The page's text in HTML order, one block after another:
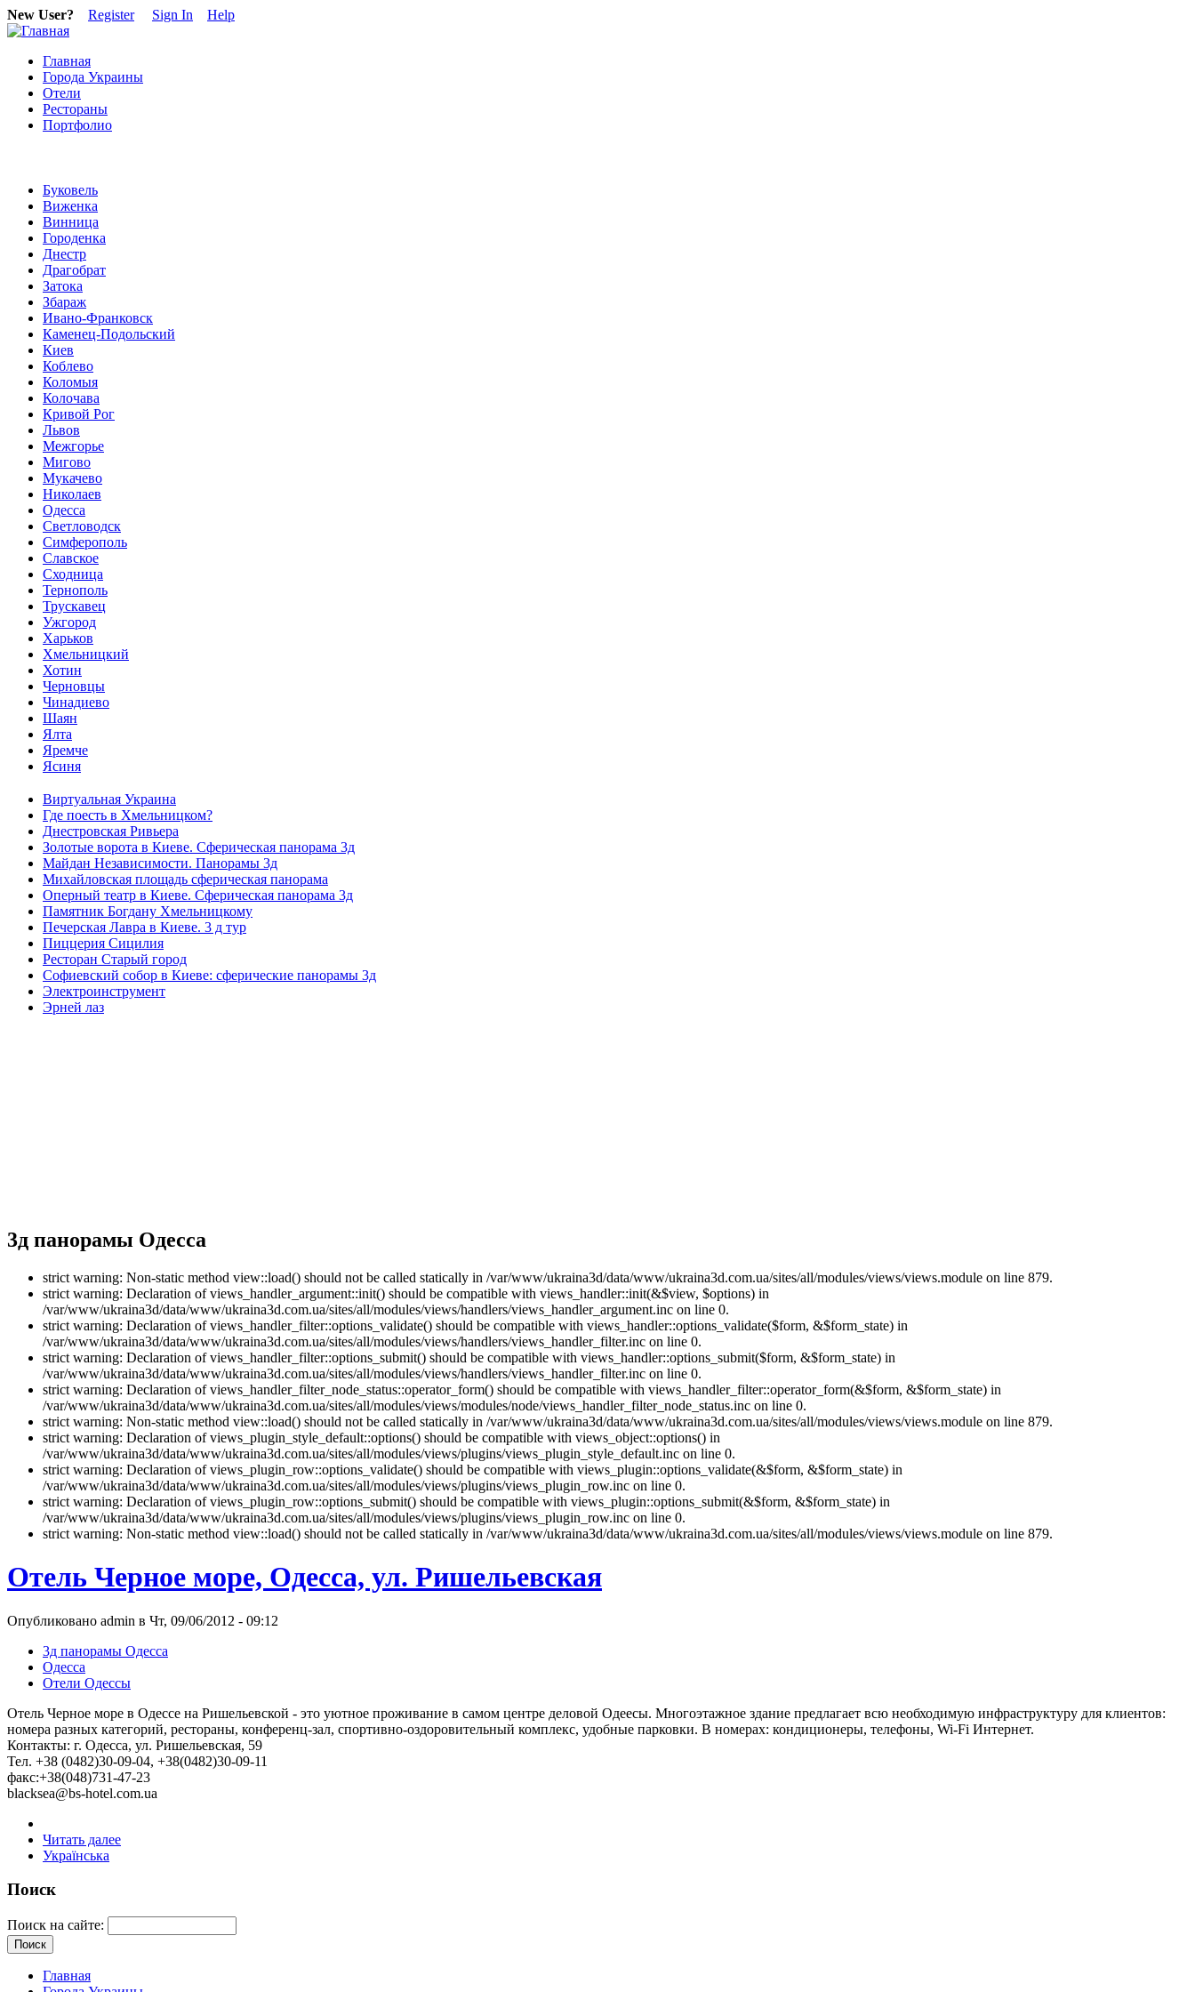
New User? Register Sign In Help
Главная
Города Украины
Отели
Рестораны
Портфолио
Буковель
Виженка
Винница
Городенка
Днестр
Драгобрат
Затока
Збараж
Ивано-Франковск
Каменец-Подольский
Киев
Коблево
Коломыя
Колочава
Кривой Рог
Львов
Межгорье
Мигово
Мукачево
Николаев
Одесса
Светловодск
Симферополь
Славское
Сходница
Тернополь
Трускавец
Ужгород
Харьков
Хмельницкий
Хотин
Черновцы
Чинадиево
Шаян
Ялта
Яремче
Ясиня
Виртуальная Украина
Где поесть в Хмельницком?
Днестровская Ривьера
Золотые ворота в Киеве. Сферическая панорама 3д
Майдан Независимости. Панорамы 3д
Михайловская площадь сферическая панорама
Оперный театр в Киеве. Сферическая панорама 3д
Памятник Богдану Хмельницкому
Печерская Лавра в Киеве. 3 д тур
Пиццерия Сицилия
Ресторан Старый город
Софиевский собор в Киеве: сферические панорамы 3д
Электроинструмент
Эрней лаз
3д панорамы Одесса
strict warning: Non-static method view::load() should not be called statically in /var/www/ukraina3d/data/www/ukraina3d.com.ua/sites/all/modules/views/views.module on line 879.
strict warning: Declaration of views_handler_argument::init() should be compatible with views_handler::init(&$view, $options) in
/var/www/ukraina3d/data/www/ukraina3d.com.ua/sites/all/modules/views/handlers/views_handler_argument.inc on line 0.
strict warning: Declaration of views_handler_filter::options_validate() should be compatible with views_handler::options_validate($form, &$form_state) in
/var/www/ukraina3d/data/www/ukraina3d.com.ua/sites/all/modules/views/handlers/views_handler_filter.inc on line 0.
strict warning: Declaration of views_handler_filter::options_submit() should be compatible with views_handler::options_submit($form, &$form_state) in
/var/www/ukraina3d/data/www/ukraina3d.com.ua/sites/all/modules/views/handlers/views_handler_filter.inc on line 0.
strict warning: Declaration of views_handler_filter_node_status::operator_form() should be compatible with views_handler_filter::operator_form(&$form, &$form_state) in
/var/www/ukraina3d/data/www/ukraina3d.com.ua/sites/all/modules/views/modules/node/views_handler_filter_node_status.inc on line 0.
strict warning: Non-static method view::load() should not be called statically in /var/www/ukraina3d/data/www/ukraina3d.com.ua/sites/all/modules/views/views.module on line 879.
strict warning: Declaration of views_plugin_style_default::options() should be compatible with views_object::options() in
/var/www/ukraina3d/data/www/ukraina3d.com.ua/sites/all/modules/views/plugins/views_plugin_style_default.inc on line 0.
strict warning: Declaration of views_plugin_row::options_validate() should be compatible with views_plugin::options_validate(&$form, &$form_state) in
/var/www/ukraina3d/data/www/ukraina3d.com.ua/sites/all/modules/views/plugins/views_plugin_row.inc on line 0.
strict warning: Declaration of views_plugin_row::options_submit() should be compatible with views_plugin::options_submit(&$form, &$form_state) in
/var/www/ukraina3d/data/www/ukraina3d.com.ua/sites/all/modules/views/plugins/views_plugin_row.inc on line 0.
strict warning: Non-static method view::load() should not be called statically in /var/www/ukraina3d/data/www/ukraina3d.com.ua/sites/all/modules/views/views.module on line 879.
Отель Черное море, Одесса, ул. Ришельевская
Опубликовано admin в Чт, 09/06/2012 - 09:12
3д панорамы Одесса
Одесса
Отели Одессы
Отель Черное море в Одессе на Ришельевской - это уютное проживание в самом центре деловой Одеесы. Многоэтажное здание предлагает всю необходимую инфраструктуру для клиентов:
номера разных категорий, рестораны, конференц-зал, спортивно-оздоровительный комплекс, удобные парковки. В номерах: кондиционеры, телефоны, Wi-Fi Интернет.
Контакты: г. Одесса, ул. Ришельевская, 59
Тел. +38 (0482)30-09-04, +38(0482)30-09-11
факс:+38(048)731-47-23
blacksea@bs-hotel.com.ua
Читать далее
Українська
Поиск
Поиск на сайте:
Главная